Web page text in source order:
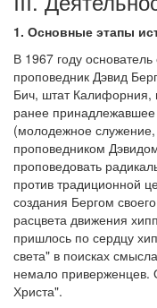
1. Основные этапы
В 1967 году
проповедник Дэвид
Бич, штат Калифорния,
ранее
(молодежное
проповедником
проповедовать
против традиционной
создания Бергом
расцвета движения
пришлось по сердцу
света" в поисках
немало приверженцев.
Христа".